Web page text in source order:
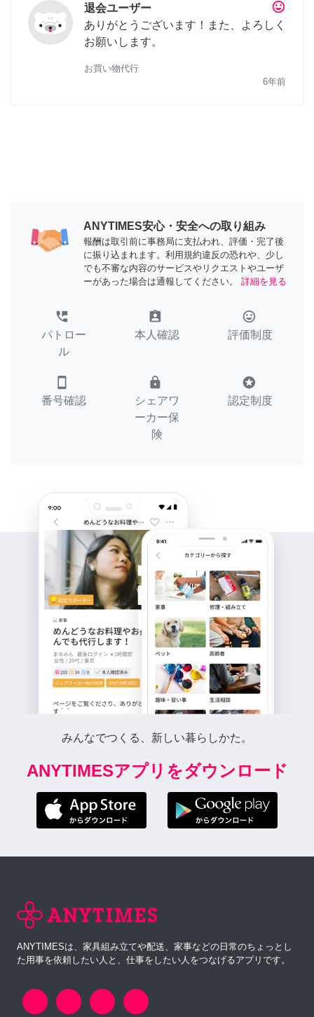
tag_faces
退会ユーザー
ありがとうございます！また、よろしく
お願いします。
お買い物代行
6年前
ANYTIMES安心・安全への取り組み
報酬は取引前に事務局に支払われ、評価・完了後
に振り込まれます。利用規約違反の恐れや、少し
でも不審な内容のサービスやリクエストやユーザ
ーがあった場合は通報してください。
詳細を見る
perm_phone_msg
パトロー
ル
assignment_ind
本人確認
tag_faces
評価制度
smartphone
番号確認
lock
シェアワ
ーカー保
険
stars
認定制度
みんなでつくる、新しい暮らしかた。
ANYTIMESアプリをダウンロード
ANYTIMESは、家具組み立てや配送、家事などの日常のちょっとし
た用事を依頼したい人と、仕事をしたい人をつなげるアプリです。